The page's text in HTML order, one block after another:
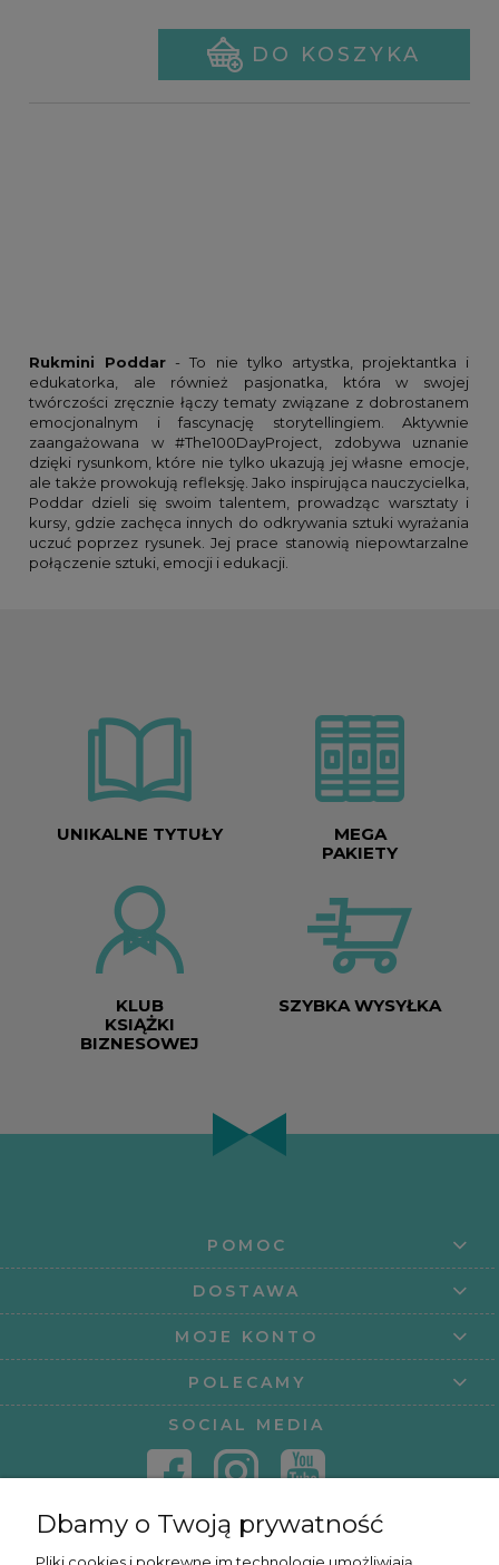
DO KOSZYKA
Rukmini Poddar - To nie tylko artystka, projektantka i
edukatorka, ale również pasjonatka, która w swojej
twórczości zręcznie łączy tematy związane z dobrostanem
emocjonalnym i fascynację storytellingiem. Aktywnie
zaangażowana w #The100DayProject, zdobywa uznanie
dzięki rysunkom, które nie tylko ukazują jej własne emocje,
ale także prowokują refleksję. Jako inspirująca nauczycielka,
Poddar dzieli się swoim talentem, prowadząc warsztaty i
kursy, gdzie zachęca innych do odkrywania sztuki wyrażania
uczuć poprzez rysunek. Jej prace stanowią niepowtarzalne
połączenie sztuki, emocji i edukacji.
UNIKALNE TYTUŁY
MEGA
PAKIETY
KLUB
KSIĄŻKI
BIZNESOWEJ
SZYBKA WYSYŁKA
POMOC
DOSTAWA
MOJE KONTO
POLECAMY
SOCIAL MEDIA
Dbamy o Twoją prywatność